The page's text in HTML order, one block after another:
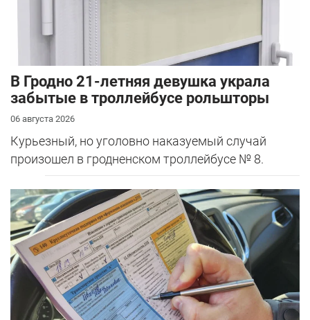
В Гродно 21-летняя девушка украла
забытые в троллейбусе рольшторы
06 августа 2026
Курьезный, но уголовно наказуемый случай
произошел в гродненском троллейбусе № 8.